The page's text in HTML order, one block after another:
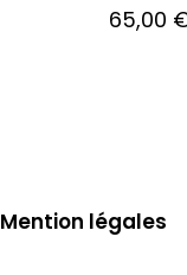
65,00
Mention légales